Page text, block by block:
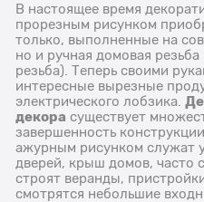
В настоящее время
прорезным рисунком
только, выполненные на
но и ручная домовая
резьба). Теперь своими
интересные вырезные
электрического лобзика.
декора существует
завершенность
ажурным рисунком служат
дверей, крыш домов, часто
строят веранды,
смотрятся небольшие